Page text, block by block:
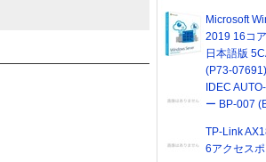
Microsoft
2019 16コ
日本語版
(P73-07691)
IDEC
ー BP-007
TP-Link
6アクセス